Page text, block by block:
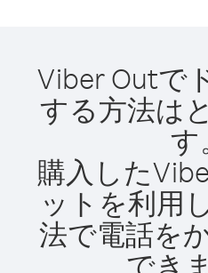
Viber Outで
する方法は
す
購入した
ットを利用
法で電話を
でき